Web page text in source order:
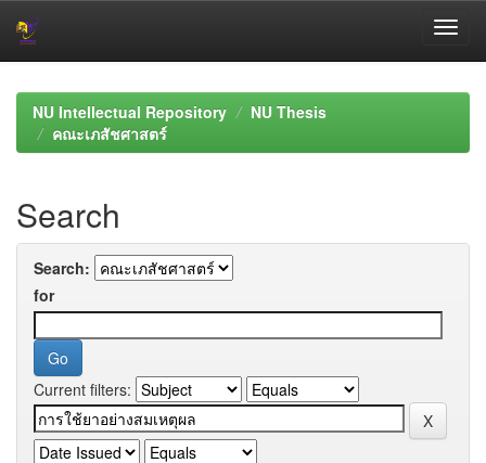
navigationNU Intellectual Repository
NU Thesis
คณะเภสัชศาสตร์
Search
Search:
for
Current filters: